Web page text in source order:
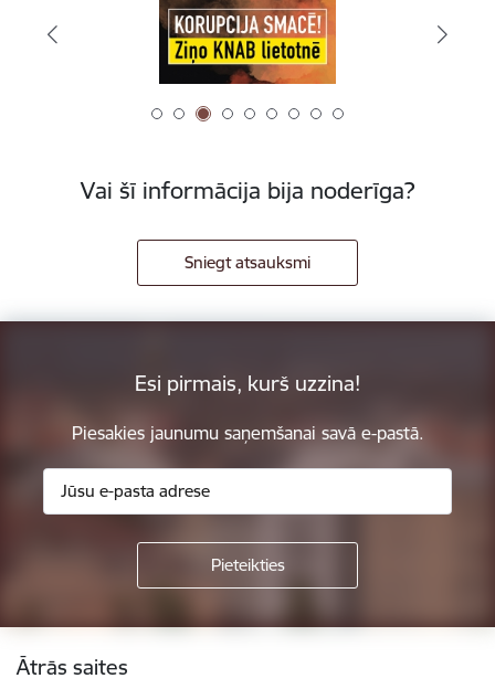
Vai šī informācija bija noderīga?
Sniegt atsauksmi
Esi pirmais, kurš uzzina!
Piesakies jaunumu saņemšanai savā e-pastā.
Kājene
Ātrās saites